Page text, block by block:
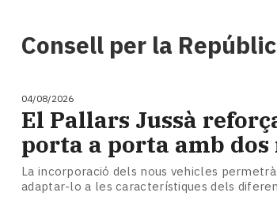
Cultura
tant!
TV
i
mitjans
El
temps
Consell per la
04/08/2026
El Pallars Jussà
porta a porta amb dos
La incorporació dels nous vehicles
adaptar-lo a les característiques dels